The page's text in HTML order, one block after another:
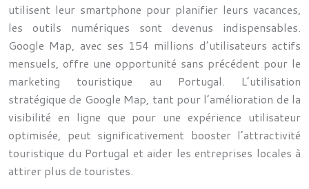
utilisent leur smartphone pour planifier leurs vacances,
les outils numériques sont devenus indispensables.
Google Map, avec ses 154 millions d’utilisateurs actifs
mensuels, offre une opportunité sans précédent pour le
marketing touristique au Portugal. L’utilisation
stratégique de Google Map, tant pour l’amélioration de la
visibilité en ligne que pour une expérience utilisateur
optimisée, peut significativement booster l’attractivité
touristique du Portugal et aider les entreprises locales à
attirer plus de touristes.